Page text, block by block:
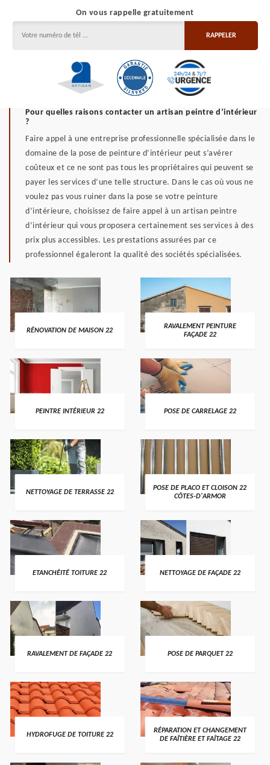
On vous rappelle gratuitement
Pour quelles raisons contacter un artisan peintre d’intérieur
?
Faire appel à une entreprise professionnelle spécialisée dans le
domaine de la pose de peinture d’intérieur peut s’avérer
coûteux et ce ne sont pas tous les propriétaires qui peuvent se
payer les services d’une telle structure. Dans le cas où vous ne
voulez pas vous ruiner dans la pose se votre peinture
d’intérieure, choisissez de faire appel à un artisan peintre
d’intérieur qui vous proposera certainement ses services à des
prix plus accessibles. Les prestations assurées par ce
professionnel égaleront la qualité des sociétés spécialisées.
RÉNOVATION DE MAISON 22
RAVALEMENT PEINTURE
FAÇADE 22
PEINTRE INTÉRIEUR 22 POSE DE CARRELAGE 22
NETTOYAGE DE TERRASSE 22
POSE DE PLACO ET CLOISON 22
CÔTES-D'ARMOR
ETANCHÉITÉ TOITURE 22 NETTOYAGE DE FAÇADE 22
RAVALEMENT DE FAÇADE 22 POSE DE PARQUET 22
HYDROFUGE DE TOITURE 22
RÉPARATION ET CHANGEMENT
DE FAÎTIÈRE ET FAÎTAGE 22